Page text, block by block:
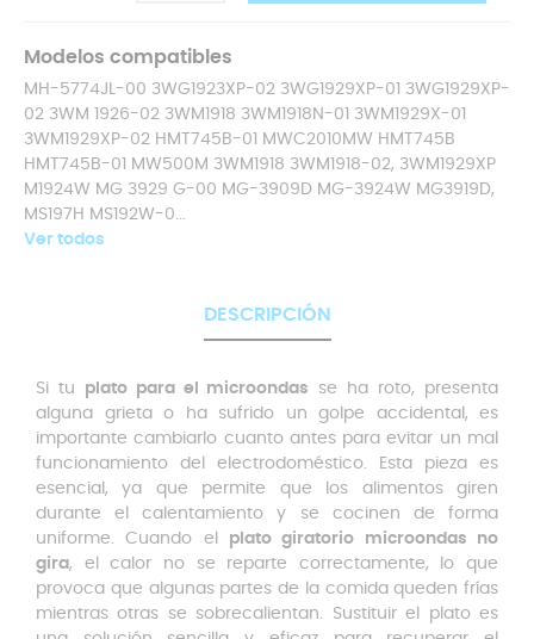
Modelos compatibles
MH-5774JL-00 3WG1923XP-02 3WG1929XP-01 3WG1929XP-
02 3WM 1926-02 3WM1918 3WM1918N-01 3WM1929X-01
3WM1929XP-02 HMT745B-01 MWC2010MW HMT745B
HMT745B-01 MW500M 3WM1918 3WM1918-02, 3WM1929XP
M1924W MG 3929 G-00 MG-3909D MG-3924W MG3919D,
MS197H MS192W-0...
Ver todos
DESCRIPCIÓN
Si tu plato para el microondas
se ha roto, presenta
alguna grieta o ha sufrido un golpe accidental, es
importante cambiarlo cuanto antes para evitar un mal
funcionamiento del electrodoméstico. Esta pieza es
esencial, ya que permite que los alimentos giren
durante el calentamiento y se cocinen de forma
uniforme. Cuando el plato giratorio microondas no
gira, el calor no se reparte correctamente, lo que
provoca que algunas partes de la comida queden frías
mientras otras se sobrecalientan. Sustituir el plato es